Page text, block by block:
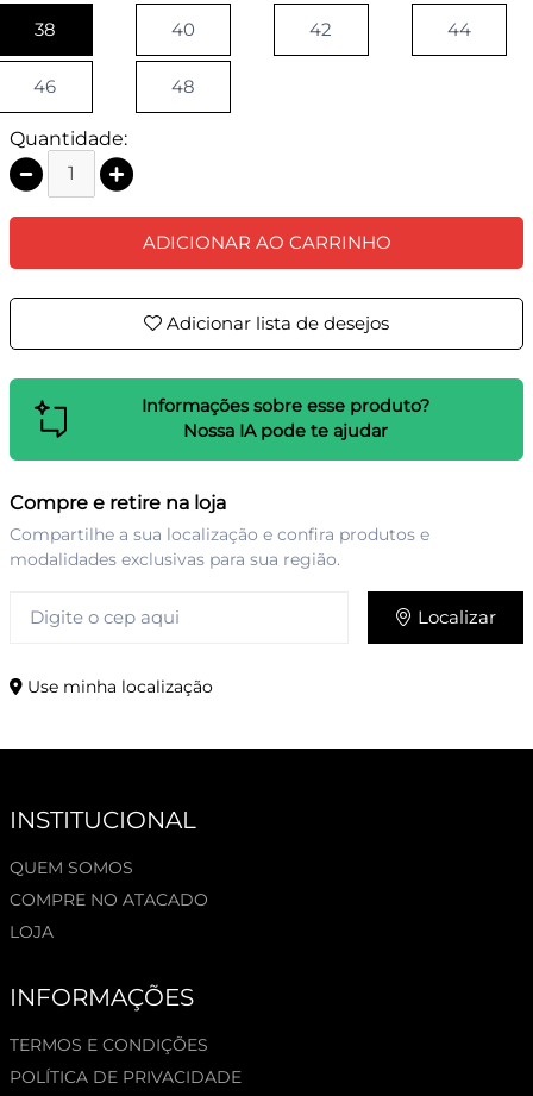
38 40 42 44
46 48
Quantidade:
ADICIONAR AO CARRINHO
Adicionar lista de desejos
Informações sobre esse produto?
Nossa IA pode te ajudar
Compre e retire na loja
Compartilhe a sua localização e confira produtos e
modalidades exclusivas para sua região.
Localizar
Use minha localização
INSTITUCIONAL
QUEM SOMOS
COMPRE NO ATACADO
LOJA
INFORMAÇÕES
TERMOS E CONDIÇÕES
POLÍTICA DE PRIVACIDADE